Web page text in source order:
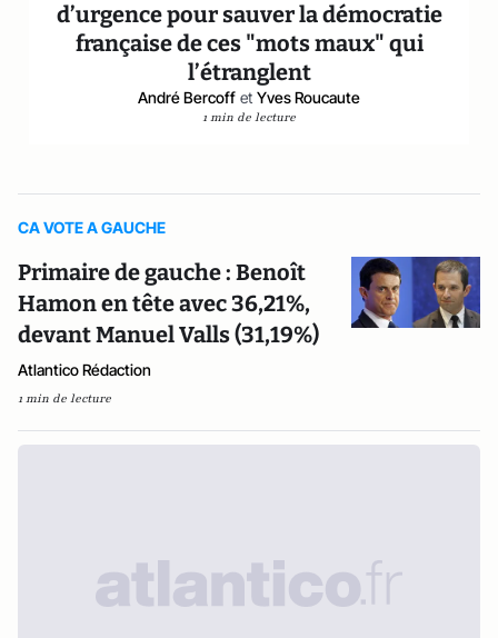
d’urgence pour sauver la démocratie
française de ces "mots maux" qui
l’étranglent
André Bercoff et Yves Roucaute
1 min de lecture
CA VOTE A GAUCHE
Primaire de gauche : Benoît
Hamon en tête avec 36,21%,
devant Manuel Valls (31,19%)
Atlantico Rédaction
1 min de lecture